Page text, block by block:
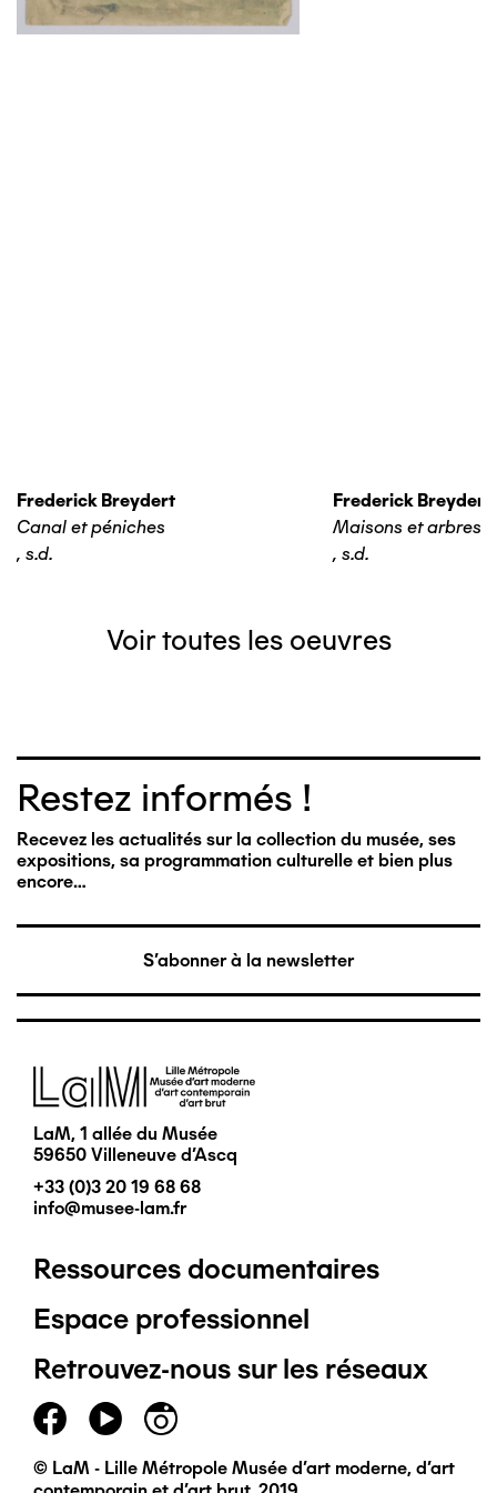
Frederick Breydert
Canal et péniches
, s.d.
Frederick Breydert
Maisons et arbres
, s.d.
Voir toutes les oeuvres
Restez informés !
Recevez les actualités sur la collection du musée, ses
expositions, sa programmation culturelle et bien plus
encore…
S'abonner à la newsletter
Image
LaM, 1 allée du Musée
59650 Villeneuve d'Ascq
+33 (0)3 20 19 68 68
info@musee-lam.fr
Pied
de
page
principal
Ressources documentaires
Espace professionnel
Retrouvez-nous sur les réseaux
© LaM - Lille Métropole Musée d'art moderne, d'art